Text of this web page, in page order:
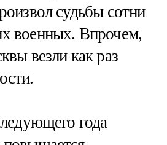
судьбы сотни
военных. Впрочем,
везли как раз
года